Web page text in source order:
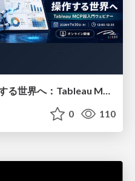
AIが自社のTableauを操作する世界へ：Tableau MCP超入門
0 110